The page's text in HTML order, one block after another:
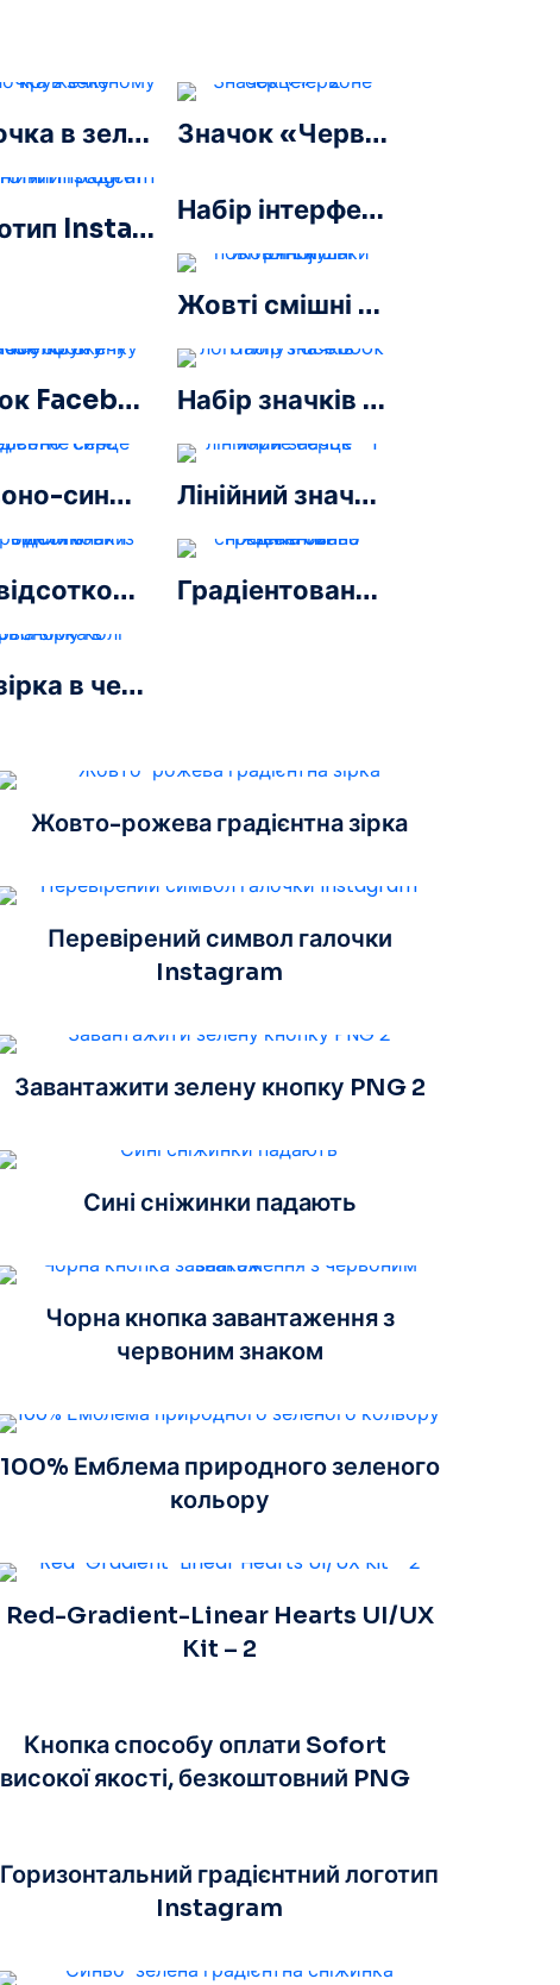
галочка в зеленому кружечку Значок «Червоне серце» – 2
Логотип Instagram лінійний градієнт
Набір інтерфейсу користувача/користувача користувача червоним градієнтом із лінійними сердечками
Жовті смішні повітряні кульки Emoji
Значок Facebook у чорному кружечку Набір значків логотипу Facebook
Червоно-синє градієнтне серце Лінійний значок «Чорне серце» – 1
100-відсотковий природний знак із листям Градіентована сніжинка синьо-зелений
Біла зірка в червоному колі
Жовто-рожева градієнтна зірка
Перевірений символ галочки
Instagram
Завантажити зелену кнопку PNG 2
Сині сніжинки падають
Чорна кнопка завантаження з
червоним знаком
100% Емблема природного зеленого
кольору
Red-Gradient-Linear Hearts UI/UX
Kit – 2
Кнопка способу оплати Sofort
високої якості, безкоштовний PNG
Горизонтальний градієнтний логотип
Instagram